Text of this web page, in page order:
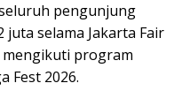
pengunjung
selama Jakarta Fair
program
Fest 2026.